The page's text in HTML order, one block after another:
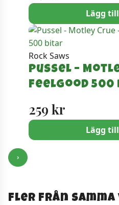
Lägg
Rock Saws
Pussel –
Feelgood
259 kr
Lägg
›
Fler från samma